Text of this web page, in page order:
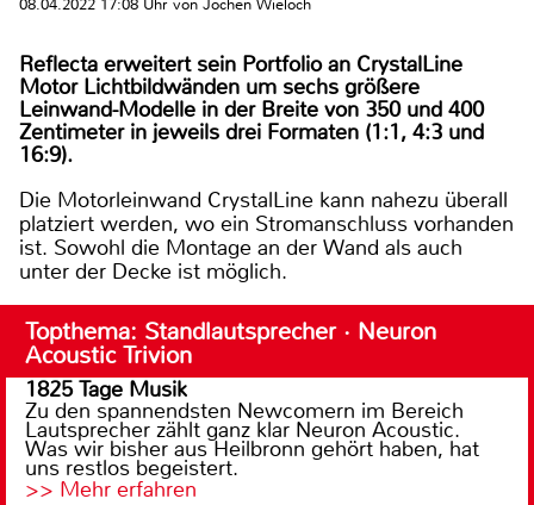
Reflecta erweitert sein Portfolio an CrystalLine
Motor Lichtbildwänden um sechs größere
Leinwand-Modelle in der Breite von 350 und 400
Zentimeter in jeweils drei Formaten (1:1, 4:3 und
16:9).
Die Motorleinwand CrystalLine kann nahezu überall
platziert werden, wo ein Stromanschluss vorhanden
ist. Sowohl die Montage an der Wand als auch
unter der Decke ist möglich.
Topthema: Standlautsprecher · Neuron
Acoustic Trivion
1825 Tage Musik
Zu den spannendsten Newcomern im Bereich
Lautsprecher zählt ganz klar Neuron Acoustic.
Was wir bisher aus Heilbronn gehört haben, hat
uns restlos begeistert.
>> Mehr erfahren